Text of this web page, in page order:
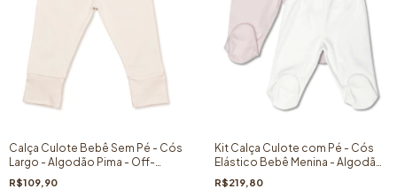
Calça Culote Bebê Sem Pé - Cós
Largo - Algodão Pima - Off-
White
R$109,90
Kit Calça Culote com Pé - Cós
Elástico Bebê Menina - Algodão
Pima - 02 peças
R$219,80